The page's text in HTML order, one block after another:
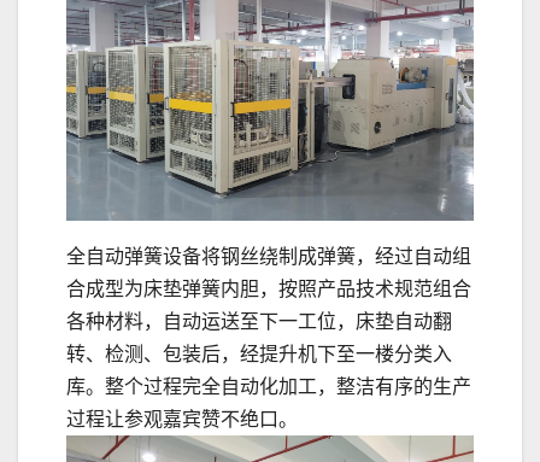
全自动弹簧设备将钢丝绕制成弹簧，经过自动组
合成型为床垫弹簧内胆，按照产品技术规范组合
各种材料，自动运送至下一工位，床垫自动翻
转、检测、包装后，经提升机下至一楼分类入
库。整个过程完全自动化加工，整洁有序的生产
过程让参观嘉宾赞不绝口。